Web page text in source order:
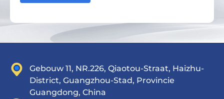
Gebouw 11, NR.226, Qiaotou-Straat, Haizhu-
District, Guangzhou-Stad, Provincie
Guangdong, China